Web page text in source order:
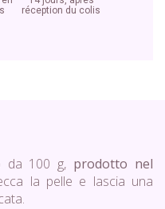
réception du colis
da 100 g, prodotto nel
la pelle e lascia una